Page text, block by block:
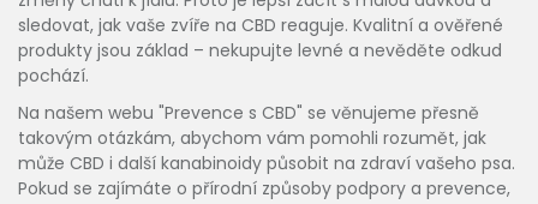
sledovat, jak vaše zvíře na CBD reaguje. Kvalitní a ověřené
produkty jsou základ – nekupujte levné a nevěděte odkud
pochází.
Na našem webu "Prevence s CBD" se věnujeme přesně
takovým otázkám, abychom vám pomohli rozumět, jak
může CBD i další kanabinoidy působit na zdraví vašeho psa.
Pokud se zajímáte o přírodní způsoby podpory a prevence,